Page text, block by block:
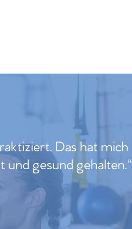
Das hat mich
gesund gehalten.“